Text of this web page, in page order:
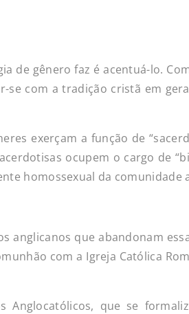
de gênero faz é acentuá-lo.
com a tradição cristã em
exerçam a função de
ocupem o cargo de
homossexual da comunidade
anglicanos que abandonam
com a Igreja Católica
que se